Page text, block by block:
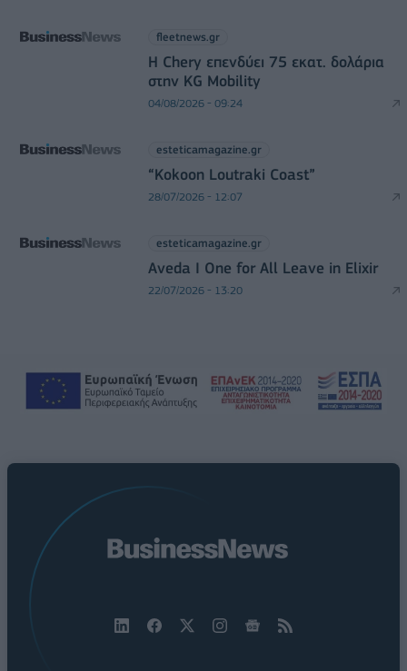
fleetnews.gr
Η Chery επενδύει 75 εκατ. δολάρια
στην KG Mobility
04/08/2026 - 09:24
esteticamagazine.gr
“Kokoon Loutraki Coast”
28/07/2026 - 12:07
esteticamagazine.gr
Aveda I One for All Leave in Elixir
22/07/2026 - 13:20